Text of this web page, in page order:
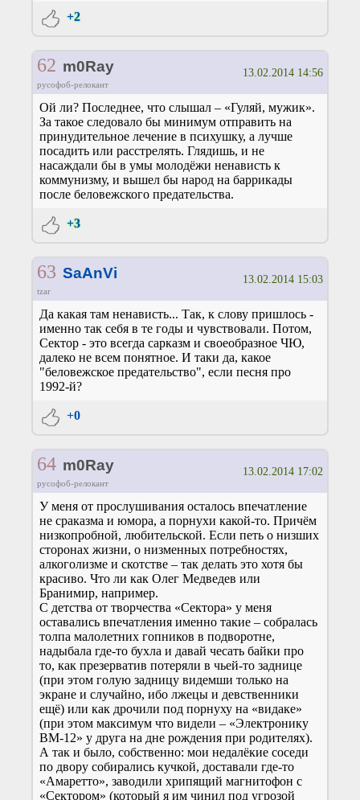
+2
62 m0Ray
русофоб-релокант
13.02.2014 14:56
Ой ли? Последнее, что слышал – «Гуляй, мужик».
За такое следовало бы минимум отправить на
принудительное лечение в психушку, а лучше
посадить или расстрелять. Глядишь, и не
насаждали бы в умы молодёжи ненависть к
коммунизму, и вышел бы народ на баррикады
после беловежского предательства.
+3
63 SaAnVi
tzar
13.02.2014 15:03
Да какая там ненависть... Так, к слову пришлось -
именно так себя в те годы и чувствовали. Потом,
Сектор - это всегда сарказм и своеобразное ЧЮ,
далеко не всем понятное. И таки да, какое
"беловежское предательство", если песня про
1992-й?
+0
64 m0Ray
русофоб-релокант
13.02.2014 17:02
У меня от прослушивания осталось впечатление
не сраказма и юмора, а порнухи какой-то. Причём
низкопробной, любительской. Если петь о низших
сторонах жизни, о низменных потребностях,
алкоголизме и скотстве – так делать это хотя бы
красиво. Что ли как Олег Медведев или
Бранимир, например.
С детства от творчества «Сектора» у меня
оставались впечатления именно такие – собралась
толпа малолетних гопников в подворотне,
надыбала где-то бухла и давай чесать байки про
то, как презерватив потеряли в чьей-то заднице
(при этом голую задницу видемши только на
экране и случайно, ибо лжецы и девственники
ещё) или как дрочили под порнуху на «видаке»
(при этом максимум что видели – «Электронику
ВМ-12» у друга на дне рождения при родителях).
А так и было, собственно: мои недалёкие соседи
по двору собирались кучкой, доставали где-то
«Амаретто», заводили хрипящий магнитофон с
«Сектором» (который я им чинил под угрозой